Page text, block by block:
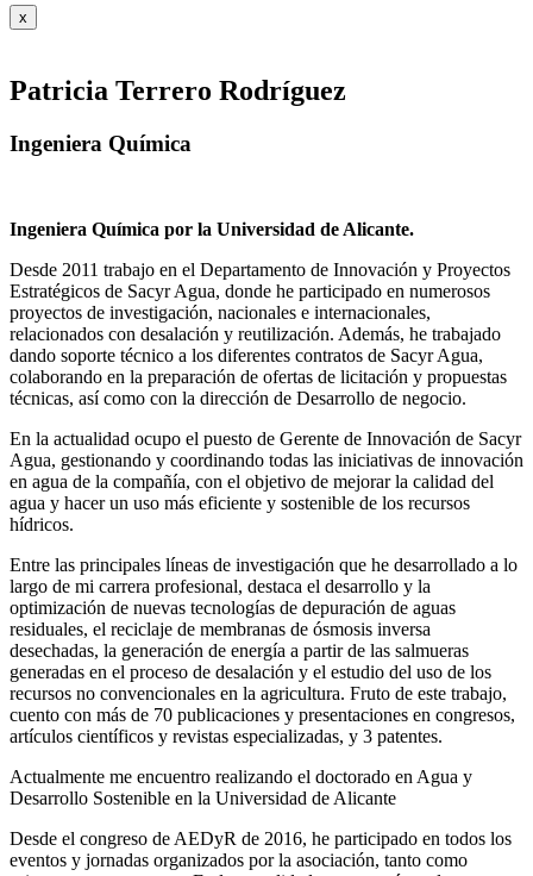
x
Patricia Terrero Rodríguez
Ingeniera Química
Ingeniera Química por la Universidad de Alicante.
Desde 2011 trabajo en el Departamento de Innovación y Proyectos
Estratégicos de Sacyr Agua, donde he participado en numerosos
proyectos de investigación, nacionales e internacionales,
relacionados con desalación y reutilización. Además, he trabajado
dando soporte técnico a los diferentes contratos de Sacyr Agua,
colaborando en la preparación de ofertas de licitación y propuestas
técnicas, así como con la dirección de Desarrollo de negocio.
En la actualidad ocupo el puesto de Gerente de Innovación de Sacyr
Agua, gestionando y coordinando todas las iniciativas de innovación
en agua de la compañía, con el objetivo de mejorar la calidad del
agua y hacer un uso más eficiente y sostenible de los recursos
hídricos.
Entre las principales líneas de investigación que he desarrollado a lo
largo de mi carrera profesional, destaca el desarrollo y la
optimización de nuevas tecnologías de depuración de aguas
residuales, el reciclaje de membranas de ósmosis inversa
desechadas, la generación de energía a partir de las salmueras
generadas en el proceso de desalación y el estudio del uso de los
recursos no convencionales en la agricultura. Fruto de este trabajo,
cuento con más de 70 publicaciones y presentaciones en congresos,
artículos científicos y revistas especializadas, y 3 patentes.
Actualmente me encuentro realizando el doctorado en Agua y
Desarrollo Sostenible en la Universidad de Alicante
Desde el congreso de AEDyR de 2016, he participado en todos los
eventos y jornadas organizados por la asociación, tanto como